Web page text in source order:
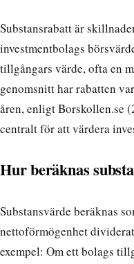
Substansrabatt är
investmentbolags
tillgångars värde, ofta en
genomsnitt har rabatten
åren, enligt Borskollen.se
centralt för att värdera
Hur beräknas
Substansvärde beräknas
nettoförmögenhet
exempel: Om ett bolags